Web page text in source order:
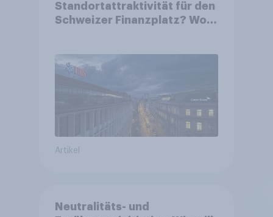
Standortattraktivität für den
Schweizer Finanzplatz? Wo
von Grossbanken steht
Artikel
Neutralitäts- und